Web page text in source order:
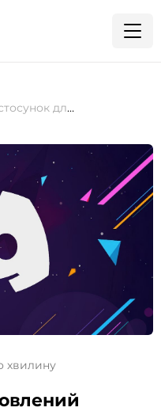
Discord запускає оновлений застосунок для Android та iOS
хвилину